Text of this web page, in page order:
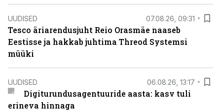
UUDISED 07.08.26, 09:31
Tesco äriarendusjuht Reio Orasmäe naaseb
Eestisse ja hakkab juhtima Threod Systemsi
müüki
UUDISED 06.08.26, 13:17
Digiturundusagentuuride aasta: kasv tuli
erineva hinnaga